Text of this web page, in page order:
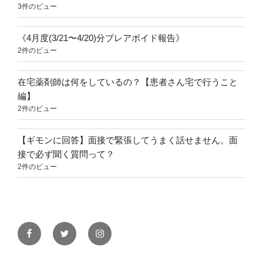
3件のビュー
《4月度(3/21〜4/20)分プレアボイド報告》
2件のビュー
在宅薬剤師は何をしているの？【患者さん宅で行うこと
編】
2件のビュー
【ギモンに回答】面接で緊張してうまく話せません。面
接で必ず聞く質問って？
2件のビュー
FacebookTwitter Instagram